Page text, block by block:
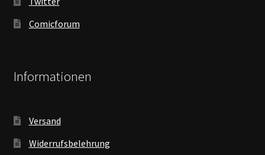
Comicforum
Informationen
Versand
Widerrufsbelehrung